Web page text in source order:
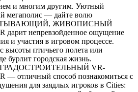
и многим другим. Уютный
мегаполис — дайте волю
ЖИВОПИСНЫЙ
непревзойденное ощущение
и участия в игровом процессе.
высоты птичьего полета или
бурлит городская жизнь.
VR-
отличный способ познакомиться с
для заядлых игроков в Cities: